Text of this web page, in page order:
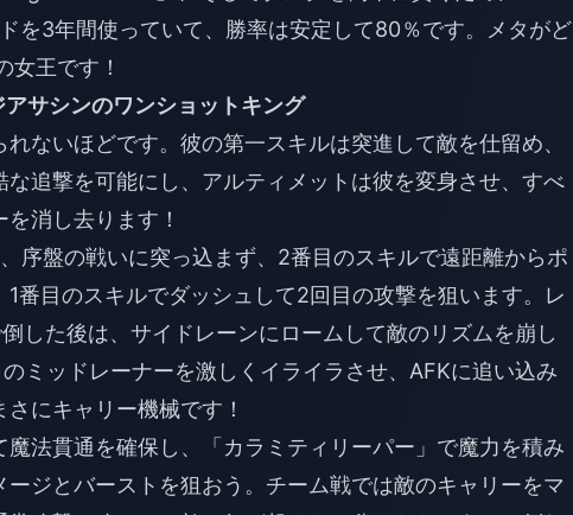
を3年間使っていて、勝率は安定して80％です。メタがど
女王です！
サシンのワンショットキング
ないほどです。彼の第一スキルは突進して敵を仕留め、
追撃を可能にし、アルティメットは彼を変身させ、すべ
消し去ります！
序盤の戦いに突っ込まず、2番目のスキルで遠距離からポ
番目のスキルでダッシュして2回目の攻撃を狙います。レ
した後は、サイドレーンにロームして敵のリズムを崩し
ミッドレーナーを激しくイライラさせ、AFKに追い込み
にキャリー機械です！
魔法貫通を確保し、「カラミティリーパー」で魔力を積み
ジとバーストを狙おう。チーム戦では敵のキャリーをマ